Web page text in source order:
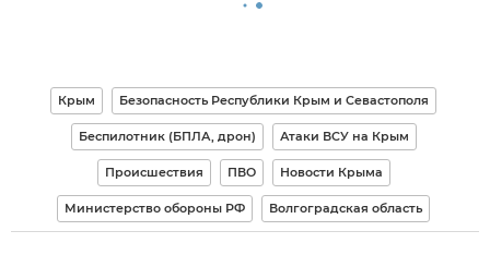
Крым Безопасность Республики Крым и Севастополя
Беспилотник (БПЛА, дрон) Атаки ВСУ на Крым
Происшествия ПВО Новости Крыма
Министерство обороны РФ Волгоградская область